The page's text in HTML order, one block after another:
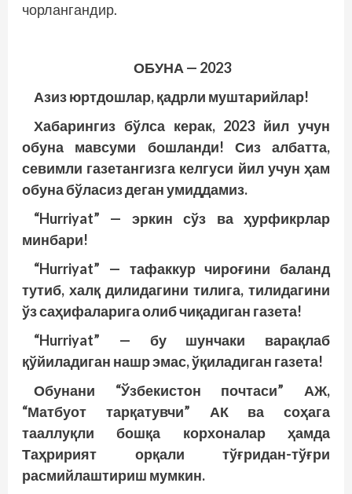
чорлангандир.
ОБУНА — 2023
Азиз юртдошлар, қадрли муштарийлар!
Хабарингиз бўлса керак, 2023 йил учун
обуна мавсуми бош­ланди! Сиз албатта,
севимли газетангизга келгуси йил учун ҳам
обуна бўласиз деган умиддамиз.
“Hurriyat” — эркин сўз ва ҳурфикрлар
минбари!
“Hurriyat”
— тафаккур чироғини баланд
тутиб, халқ дилидагини тилига, тилидагини
ўз саҳифаларига олиб чиқадиган газета!
“Hurriyat”
— бу шунчаки варақлаб
қўйиладиган нашр эмас, ўқиладиган газета!
Обунани “Ўзбекистон почтаси” АЖ,
“Матбуот тарқатувчи” АК ва соҳага
тааллуқли бошқа корхоналар ҳамда
Таҳририят орқали тўғридан-тўғри
расмийлаштириш мумкин.